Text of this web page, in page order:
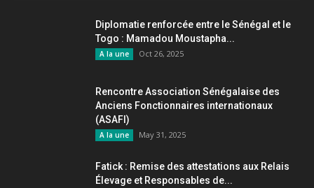
Diplomatie renforcée entre le Sénégal et le
Togo : Mamadou Moustapha...
A la une Oct 26, 2025
Rencontre Association Sénégalaise des
Anciens Fonctionnaires internationaux
(ASAFI)
A la une May 31, 2025
Fatick : Remise des attestations aux Relais
Élevage et Responsables de...